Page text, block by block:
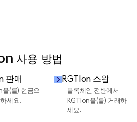
사용 방법
판매
을(를) 현금으
세요.
RGTIon 스왑
블록체인 전반에서
RGTIon을(를) 거래하
세요.